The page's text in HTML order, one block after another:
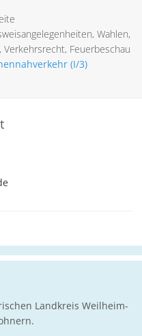
Wahlen,
Feuerbeschau
(I/3)
Landkreis Weilheim-